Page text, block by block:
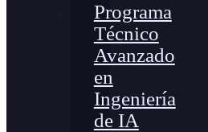
Programa
Técnico
Avanzado
en
Ingeniería
de IA